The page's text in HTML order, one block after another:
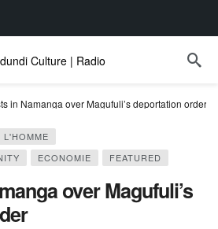
in Namanga over Magufuli’s deportation order
L'HOMME
ECONOMIE FEATURED
over Magufuli’s